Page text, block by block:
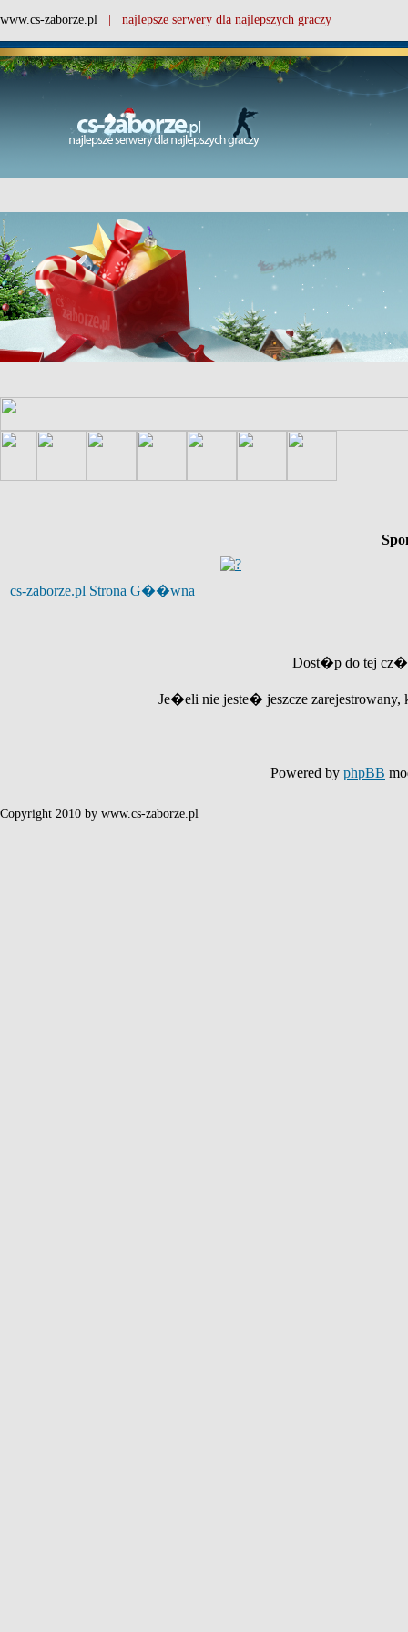
www.cs-zaborze.pl | najlepsze serwery dla najlepszych graczy
cs-zaborze.pl Strona G��wna
Dost�p do tej
Je�eli nie jeste� jeszcze
Powered by phpBB
Copyright 2010 by www.cs-zaborze.pl